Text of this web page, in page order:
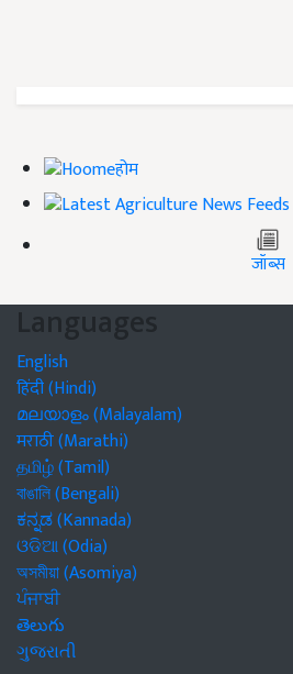
होम
जॉब्स
Languages
English
हिंदी (Hindi)
മലയാളം (Malayalam)
मराठी (Marathi)
தமிழ் (Tamil)
বাঙালি (Bengali)
ಕನ್ನಡ (Kannada)
ଓଡିଆ (Odia)
অসমীয়া (Asomiya)
ਪੰਜਾਬੀ
తెలుగు
ગુજરાતી